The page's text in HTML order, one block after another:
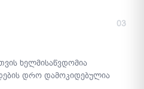
03
ხელმისაწვდომია
დრო დამოკიდებულია